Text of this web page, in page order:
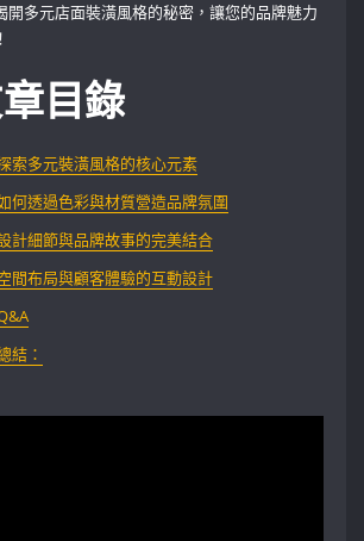
開多元店面裝潢風格的秘密，讓您的品牌魅力
目錄
索多元裝潢風格的核心元素
何透過色彩與材質營造品牌氛圍
計細節與品牌故事的完美結合
間布局與顧客體驗的互動設計
結：